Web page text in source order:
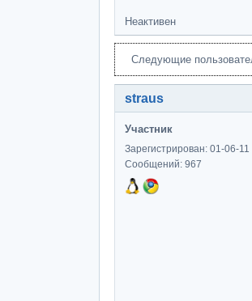
Неактивен
Следующие
straus
Участник
Зарегистрирован: 01-06-11
Сообщений: 967